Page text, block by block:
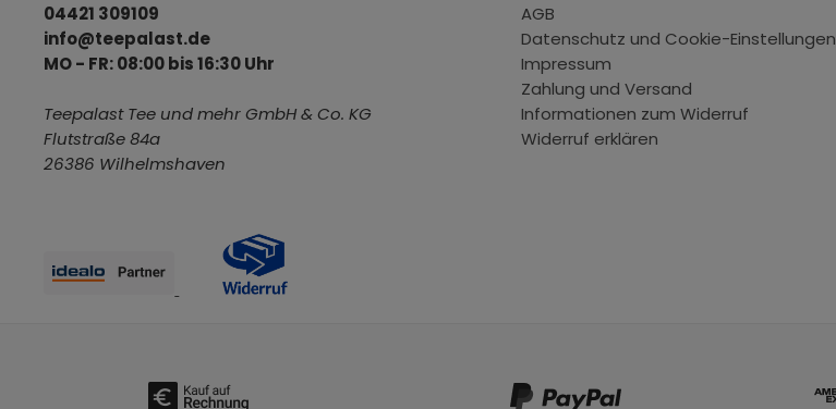
04421 309109
info@teepalast.de
MO - FR: 08:00 bis 16:30 Uhr
Teepalast Tee und mehr GmbH & Co. KG
Flutstraße 84a
26386 Wilhelmshaven
AGB
Datenschutz und Cookie-Einstellungen
Impressum
Zahlung und Versand
Informationen zum Widerruf
Widerruf erklären